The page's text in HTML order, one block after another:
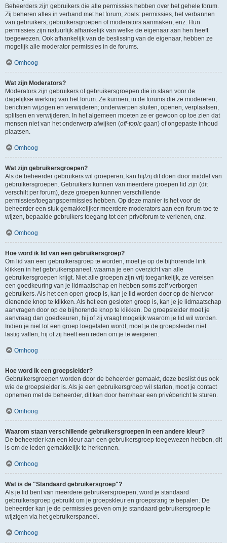
Beheerders zijn gebruikers die alle permissies hebben over het gehele forum.
Zij beheren alles in verband met het forum, zoals: permissies, het verbannen
van gebruikers, gebruikersgroepen of moderators aanmaken, enz. Hun
permissies zijn natuurlijk afhankelijk van welke de eigenaar aan hen heeft
toegewezen. Ook afhankelijk van de beslissing van de eigenaar, hebben ze
mogelijk alle moderator permissies in de forums.
Omhoog
Wat zijn Moderators?
Moderators zijn gebruikers of gebruikersgroepen die in staan voor de
dagelijkse werking van het forum. Ze kunnen, in de forums die ze modereren,
berichten wijzigen en verwijderen; onderwerpen sluiten, openen, verplaatsen,
splitsen en verwijderen. In het algemeen moeten ze er gewoon op toe zien dat
mensen niet van het onderwerp afwijken (off-topic gaan) of ongepaste inhoud
plaatsen.
Omhoog
Wat zijn gebruikersgroepen?
Als de beheerder gebruikers wil groeperen, kan hij/zij dit doen door middel van
gebruikersgroepen. Gebruikers kunnen van meerdere groepen lid zijn (dit
verschilt per forum), deze groepen kunnen verschillende
permissies/toegangspermissies hebben. Op deze manier is het voor de
beheerder een stuk gemakkelijker meerdere moderators aan een forum toe te
wijzen, bepaalde gebruikers toegang tot een privéforum te verlenen, enz.
Omhoog
Hoe word ik lid van een gebruikersgroep?
Om lid van een gebruikersgroep te worden, moet je op de bijhorende link
klikken in het gebruikerspaneel, waarna je een overzicht van alle
gebruikersgroepen krijgt. Niet alle groepen zijn vrij toegankelijk, ze vereisen
een goedkeuring van je lidmaatschap en hebben soms zelf verborgen
gebruikers. Als het een open groep is, kan je lid worden door op de hiervoor
dienende knop te klikken. Als het een gesloten groep is, kan je je lidmaatschap
aanvragen door op de bijhorende knop te klikken. De groepsleider moet je
aanvraag dan goedkeuren, hij of zij vraagt mogelijk waarom je lid wil worden.
Indien je niet tot een groep toegelaten wordt, moet je de groepsleider niet
lastig vallen, hij of zij heeft een reden om je te weigeren.
Omhoog
Hoe word ik een groepsleider?
Gebruikersgroepen worden door de beheerder gemaakt, deze beslist dus ook
wie de groepsleider is. Als je een gebruikersgroep wil starten, moet je contact
opnemen met de beheerder, dit kan door hem/haar een privébericht te sturen.
Omhoog
Waarom staan verschillende gebruikersgroepen in een andere kleur?
De beheerder kan een kleur aan een gebruikersgroep toegewezen hebben, dit
is om de leden gemakkelijk te herkennen.
Omhoog
Wat is de "Standaard gebruikersgroep"?
Als je lid bent van meerdere gebruikersgroepen, word je standaard
gebruikersgroep gebruikt om je groepskleur en groepsrang te bepalen. De
beheerder kan je de permissies geven om je standaard gebruikersgroep te
wijzigen via het gebruikerspaneel.
Omhoog